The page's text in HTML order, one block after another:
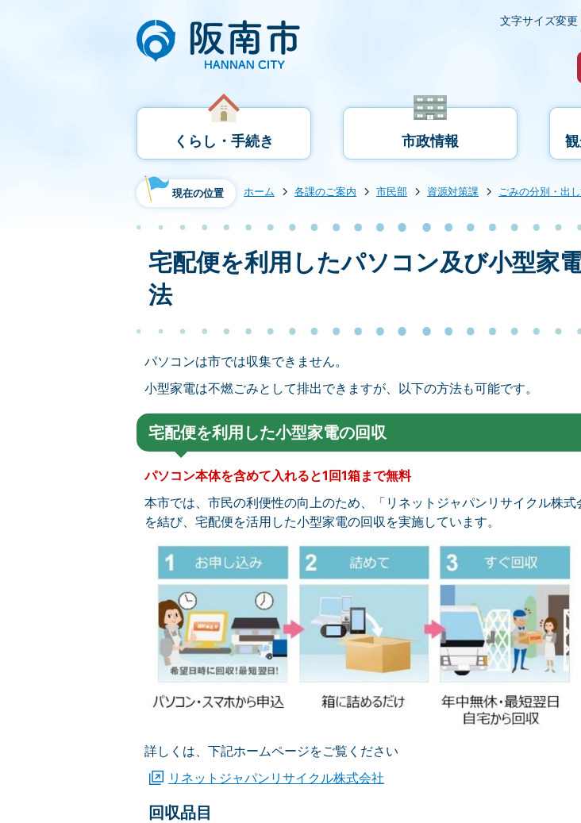
文字サイズ変更
くらし・手続き 市政情報
現在の位置 ホーム 各課のご案内 市民部 資源対策課 ごみの分別・出
宅配便を利用したパソコン及び小型家
法
パソコンは市では収集できません。
小型家電は不燃ごみとして排出できますが、以下の方法も可能です。
宅配便を利用した小型家電の回収
パソコン本体を含めて入れると1回1箱まで無料
本市では、市民の利便性の向上のため、「リネットジャパンリサイクル株式
を結び、宅配便を活用した小型家電の回収を実施しています。
詳しくは、下記ホームページをご覧ください
リネットジャパンリサイクル株式会社
回収品目